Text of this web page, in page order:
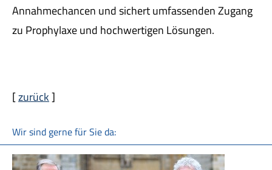
Annahmechancen und sichert umfassenden Zugang
zu Prophylaxe und hochwertigen Lösungen.
[zurück]
Wir sind gerne für Sie da: